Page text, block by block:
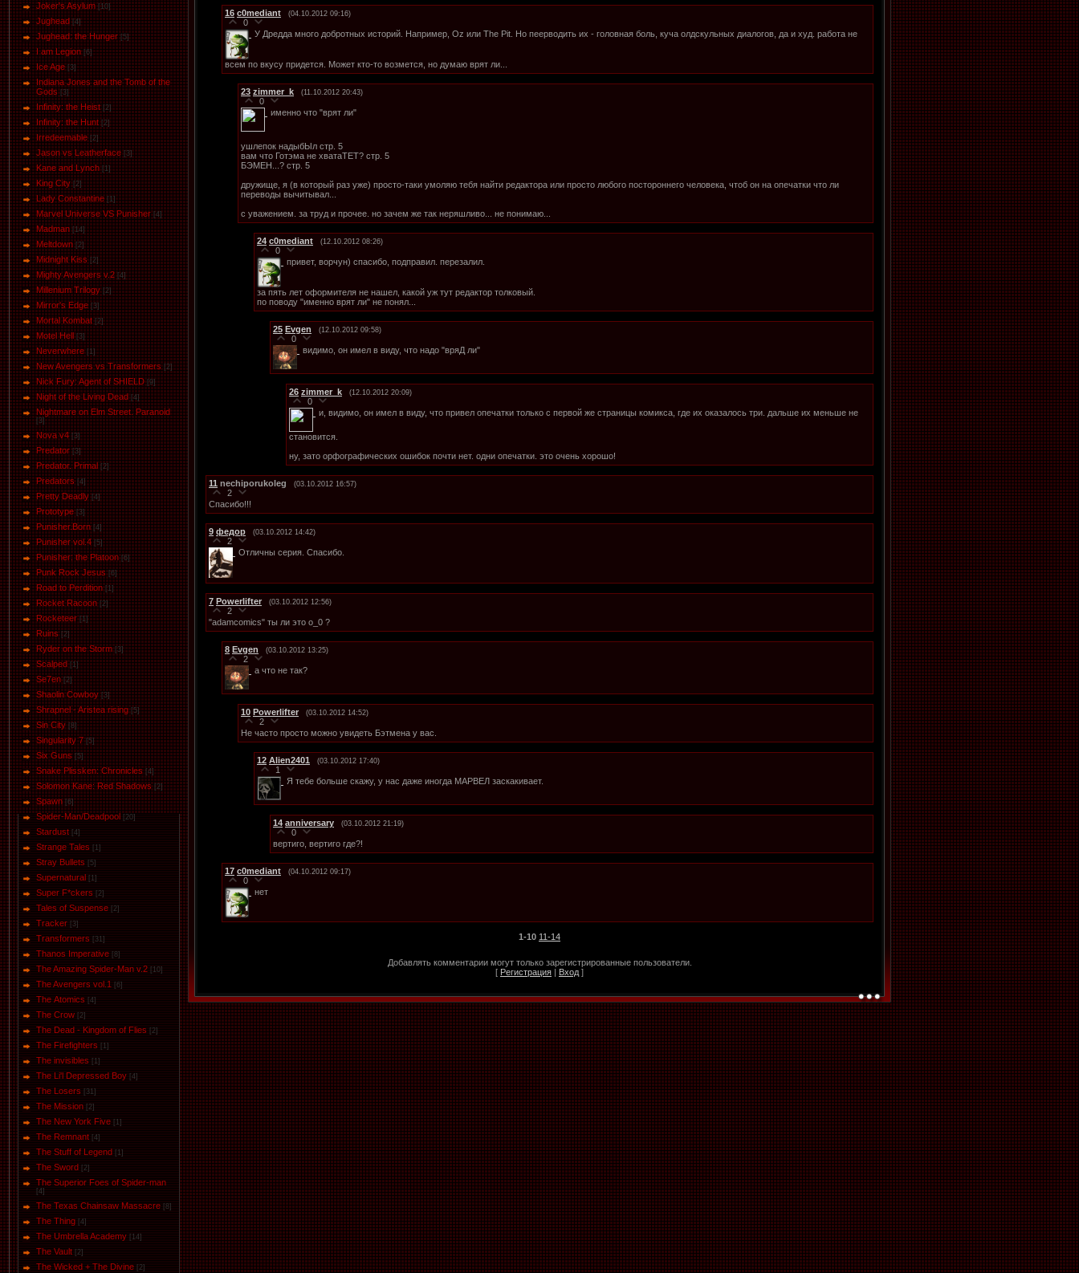
Joker's Asylum [10]
Jughead [4]
Jughead: the Hunger [5]
I am Legion [6]
Ice Age [3]
Indiana Jones and the Tomb of the
Gods [3]
Infinity: the Heist [2]
Infinity: the Hunt [2]
Irredeemable [2]
Jason vs Leatherface [3]
Kane and Lynch [1]
King City [2]
Lady Constantine [1]
Marvel Universe VS Punisher [4]
Маdman [14]
Meltdown [2]
Midnight Kiss [2]
Mighty Avengers v.2 [4]
Millenium Trilogy [2]
Mirror's Edge [3]
Mortal Kombat [2]
Motel Hell [3]
Neverwhere [1]
New Avengers vs Transformers [2]
Nick Fury: Agent of SHIELD [9]
Night of the Living Dead [4]
Nightmare on Elm Street. Paranoid
[3]
Nova v4 [3]
Predator [3]
Predator. Primal [2]
Predators [4]
Pretty Deadly [4]
Prototype [3]
Punisher.Born [4]
Punisher vol.4 [5]
Punisher: the Platoon [6]
Punk Rock Jesus [6]
Road to Perdition [1]
Rocket Racoon [2]
Rocketeer [1]
Ruins [2]
Ryder on the Storm [3]
Scalped [1]
Se7en [2]
Shaolin Cowboy [3]
Shrapnel - Aristea rising [5]
Sin City [8]
Singularity 7 [5]
Six Guns [5]
Snake Plissken: Chronicles [4]
Solomon Kane: Red Shadows [2]
Spawn [6]
Spider-Man/Deadpool [20]
Stardust [4]
Strange Tales [1]
Stray Bullets [5]
Supernatural [1]
Super F*ckers [2]
Tales of Suspense [2]
Tracker [3]
Transformers [31]
Thanos Imperative [8]
The Amazing Spider-Man v.2 [10]
The Avengers vol.1 [6]
The Аtomics [4]
The Crow [2]
The Dead - Kingdom of Flies [2]
The Firefighters [1]
The invisibles [1]
The Li'l Depressed Boy [4]
The Losers [31]
The Mission [2]
The New York Five [1]
The Remnant [4]
The Stuff of Legend [1]
The Sword [2]
The Superior Foes of Spider-man
[4]
The Texas Chainsaw Massacre [8]
The Thing [4]
The Umbrella Academy [14]
The Vault [2]
The Wicked + The Divine [2]
16 c0mediant (04.10.2012 09:16)
0
У Дредда много добротных историй. Например, Oz или The Pit. Но пеерводить их - головная боль, куча олдскульных диалогов, да и худ. работа не
всем по вкусу придется. Может кто-то возмется, но думаю врят ли...
23 zimmer_k (11.10.2012 20:43)
0
именно что "врят ли"
ушлепок надыбЫл стр. 5
вам что Готэма не хватаТЕТ? стр. 5
БЭМЕН...? стр. 5
дружище, я (в который раз уже) просто-таки умоляю тебя найти редактора или просто любого постороннего человека, чтоб он на опечатки что ли
переводы вычитывал...
с уважением. за труд и прочее. но зачем же так неряшливо... не понимаю...
24 c0mediant (12.10.2012 08:26)
0
привет, ворчун) спасибо, подправил. перезалил.
за пять лет оформителя не нашел, какой уж тут редактор толковый.
по поводу "именно врят ли" не понял...
25 Evgen (12.10.2012 09:58)
0
видимо, он имел в виду, что надо "вряД ли"
26 zimmer_k (12.10.2012 20:09)
0
и, видимо, он имел в виду, что привел опечатки только с первой же страницы комикса, где их оказалось три. дальше их меньше не
становится.
ну, зато орфографических ошибок почти нет. одни опечатки. это очень хорошо!
11 nechiporukoleg (03.10.2012 16:57)
2
Спасибо!!!
9 федор (03.10.2012 14:42)
2
Отличны серия. Спасибо.
7 Powerlifter (03.10.2012 12:56)
2
"adamcomics" ты ли это о_0 ?
8 Evgen (03.10.2012 13:25)
2
а что не так?
10 Powerlifter (03.10.2012 14:52)
2
Не часто просто можно увидеть Бэтмена у вас.
12 Alien2401 (03.10.2012 17:40)
1
Я тебе больше скажу, у нас даже иногда МАРВЕЛ заскакивает.
14 anniversary (03.10.2012 21:19)
0
вертиго, вертиго где?!
17 c0mediant (04.10.2012 09:17)
0
нет
1-10 11-14
Добавлять комментарии могут только зарегистрированные пользователи.
[ Регистрация | Вход ]